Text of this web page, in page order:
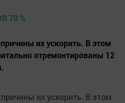
их ускорить. В этом
отремонтированы 12
их ускорить. В этом